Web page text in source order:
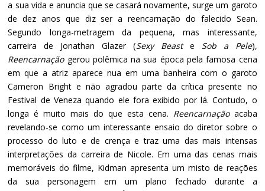
a sua vida e anuncia que se casará novamente, surge um garoto
de dez anos que diz ser a reencarnação do falecido Sean.
Segundo longa-metragem da pequena, mas interessante,
carreira de Jonathan Glazer (Sexy Beast e Sob a Pele),
Reencarnação gerou polêmica na sua época pela famosa cena
em que a atriz aparece nua em uma banheira com o garoto
Cameron Bright e não agradou parte da crítica presente no
Festival de Veneza quando ele fora exibido por lá. Contudo, o
longa é muito mais do que esta cena. Reencarnação acaba
revelando-se como um interessante ensaio do diretor sobre o
processo do luto e de crença e traz uma das mais intensas
interpretações da carreira de Nicole. Em uma das cenas mais
memoráveis do filme, Kidman apresenta um misto de reações
da sua personagem em um plano fechado durante a